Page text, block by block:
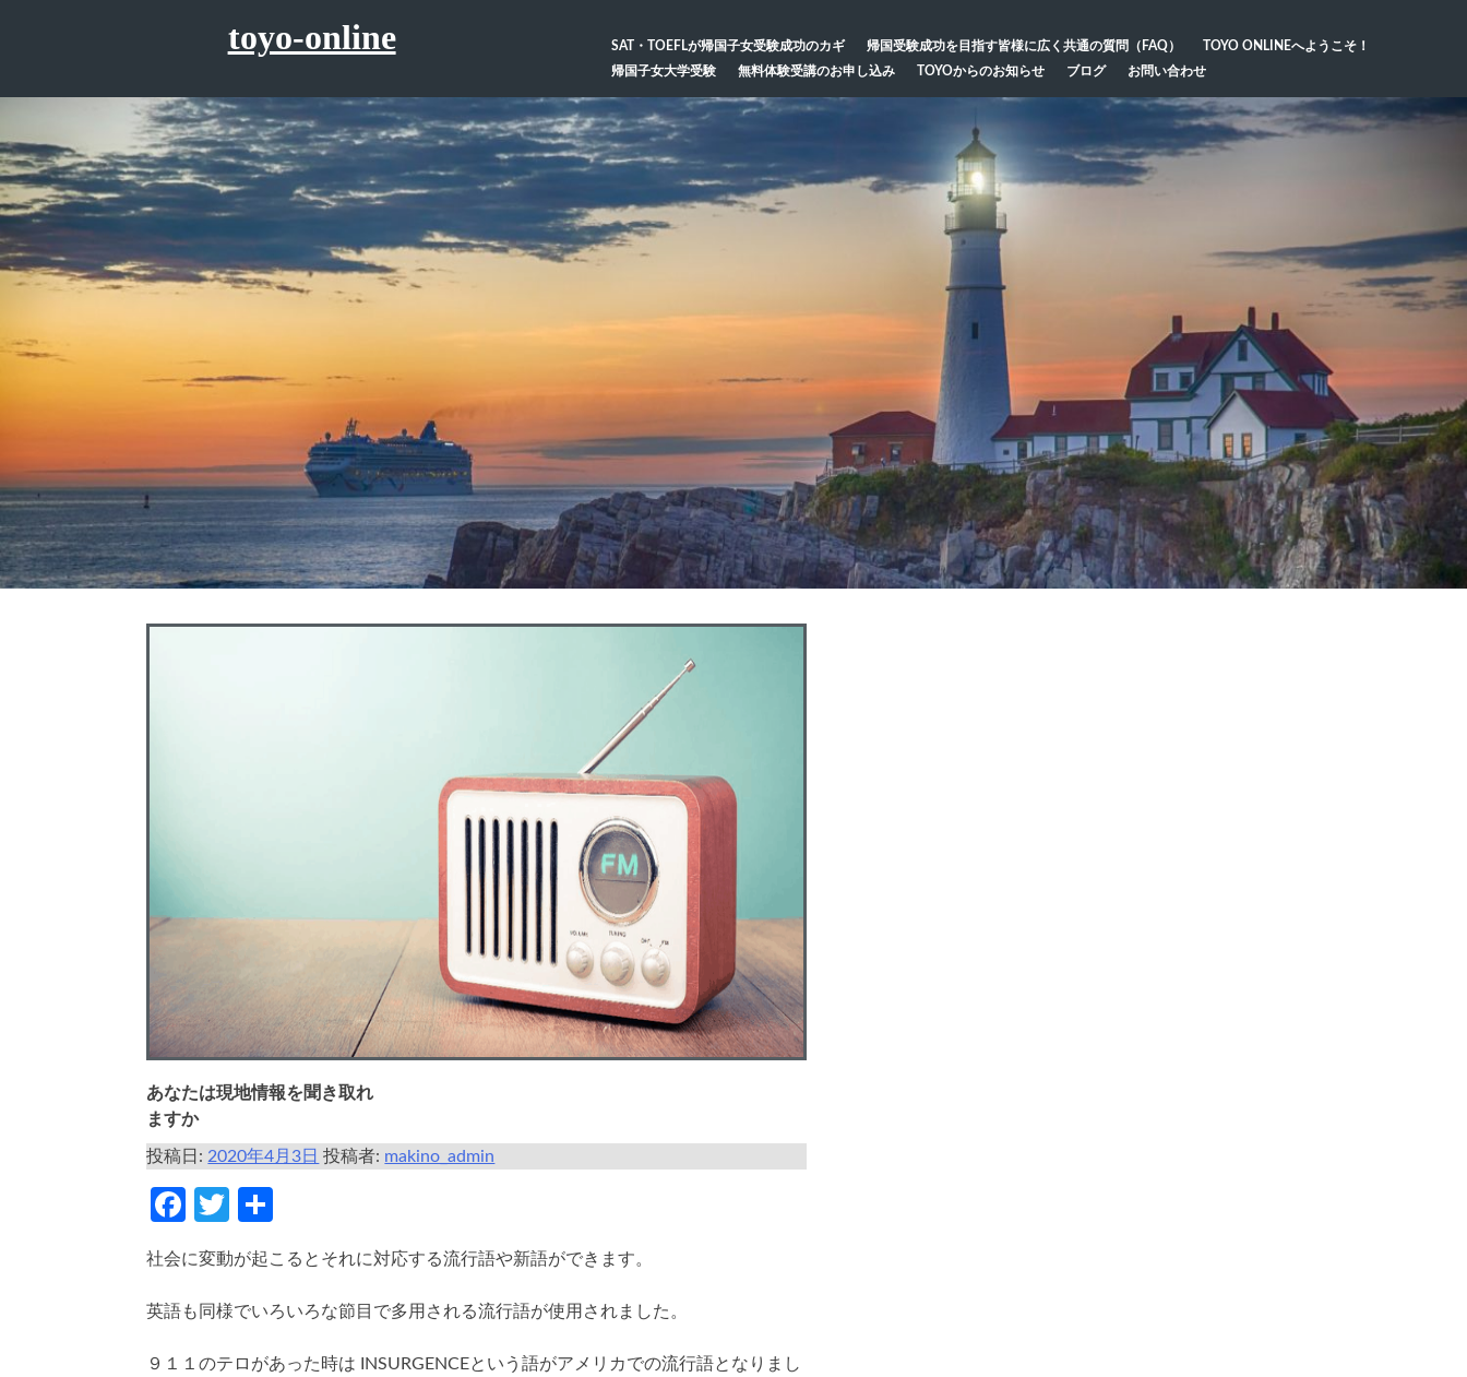
へ
ス
キ
ッ
プ
toyo-online SAT・TOEFLが帰国子女受験成功のカギ 帰国受験成功を目指す皆様に広く共通の質問（FAQ）
TOYO ONLINEへようこそ！
帰国子女大学受験
無料体験受講のお申し込み TOYOからのお知らせ ブログ お問い合わせ
あなたは現地情報を聞き取れ
ますか
投稿日:2020年4月3日 投稿者: makino_admin
Facebook
Twitter
社会に変動が起こるとそれに対応する流行語や新語ができます。
英語も同様でいろいろな節目で多用される流行語が使用されました。
９１１のテロがあった時は INSURGENCEという語がアメリカでの流行語となりまし